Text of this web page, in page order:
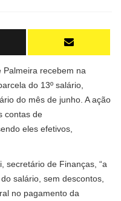
Palmeira recebem na
do 13º salário,
do mês de junho. A ação
contas de
eles efetivos,
secretário de Finanças, “a
salário, sem descontos,
no pagamento da